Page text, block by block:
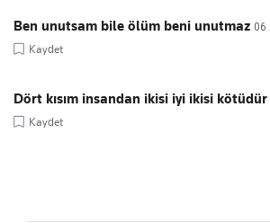
Ben unutsam bile ölüm beni unutmaz 06
Kaydet
Dört kısım insandan ikisi iyi ikisi kötüdür
Kaydet